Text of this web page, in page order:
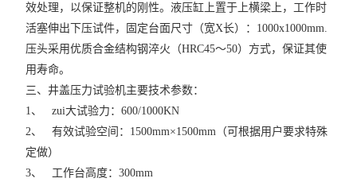
效处理，以保证整机的刚性。液压缸上置于上横梁上，工作时
活塞伸出下压试件，固定台面尺寸（宽X长）：1000x1000mm.
压头采用优质合金结构钢淬火（HRC45～50）方式，保证其使
用寿命。
三、井盖压力试验机主要技术参数：
1、 zui大试验力：600/1000KN
2、 有效试验空间：1500mm×1500mm（可根据用户要求特殊
定做）
3、 工作台高度：300mm